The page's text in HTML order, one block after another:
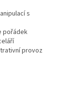
s
pořádek
provoz